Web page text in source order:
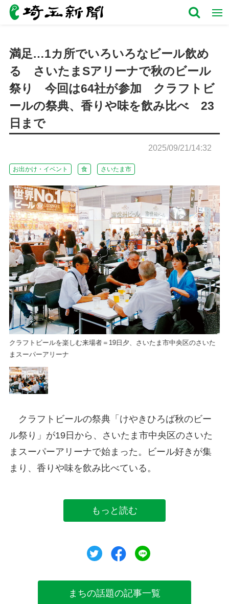
満足…1カ所でいろいろなビール飲め
る さいたまSアリーナで秋のビール
祭り 今回は64社が参加 クラフトビ
ールの祭典、香りや味を飲み比べ 23
日まで
2025/09/21/14:32
お出かけ・イベント 食 さいたま市
クラフトビールを楽しむ来場者＝19日夕、さいたま市中央区のさいた
まスーパーアリーナ
クラフトビールの祭典「けやきひろば秋のビー
ル祭り」が19日から、さいたま市中央区のさいた
まスーパーアリーナで始まった。ビール好きが集
まり、香りや味を飲み比べている。
もっと読む
ツイートシェア
まちの話題の記事一覧